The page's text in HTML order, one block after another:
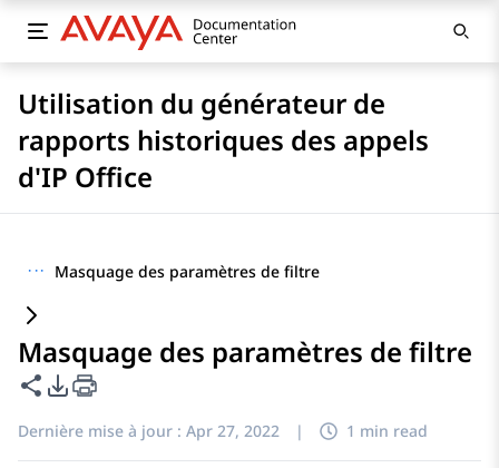
Utilisation du générateur de
rapports historiques des appels
d'IP Office
··· Masquage des paramètres de filtre
Masquage des paramètres de filtre
Partager cette page
Options d'exportation PDF
Dernière mise à jour : Apr 27, 2022 | 1 min read